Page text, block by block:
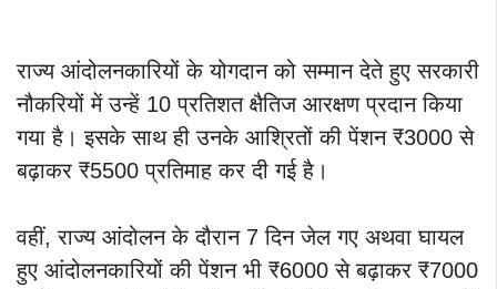
राज्य आंदोलनकारियों के योगदान को सम्मान देते हुए सरकारी
नौकरियों में उन्हें 10 प्रतिशत क्षैतिज आरक्षण प्रदान किया
गया है। इसके साथ ही उनके आश्रितों की पेंशन ₹3000 से
बढ़ाकर ₹5500 प्रतिमाह कर दी गई है।
वहीं, राज्य आंदोलन के दौरान 7 दिन जेल गए अथवा घायल
हुए आंदोलनकारियों की पेंशन भी ₹6000 से बढ़ाकर ₹7000